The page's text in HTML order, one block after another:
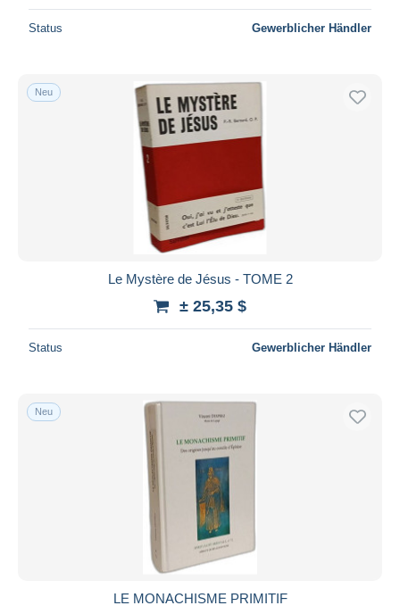
Status Gewerblicher Händler
Neu
Le Mystère de Jésus - TOME 2
± 25,35 $
Status Gewerblicher Händler
Neu
LE MONACHISME PRIMITIF